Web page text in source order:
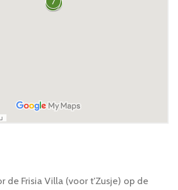
de Frisia Villa (voor t'Zusje) op de